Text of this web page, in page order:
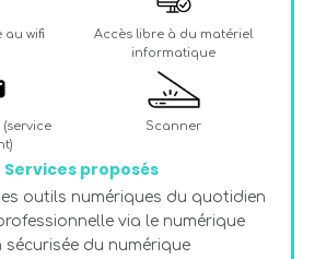
au wifi
Accès libre à du matériel
informatique
Scanner
Services proposés
outils numériques du quotidien
via le numérique
du numérique